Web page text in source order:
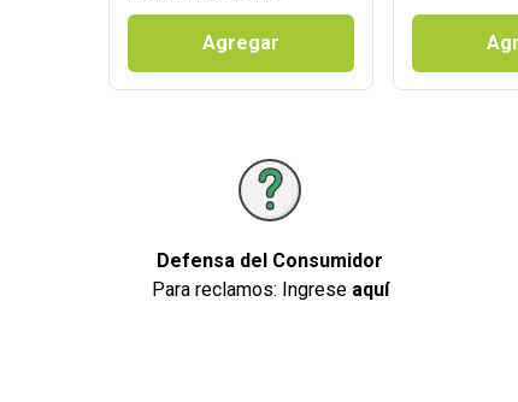
Agregar
Defensa del Consumidor
Para reclamos: Ingrese aquí